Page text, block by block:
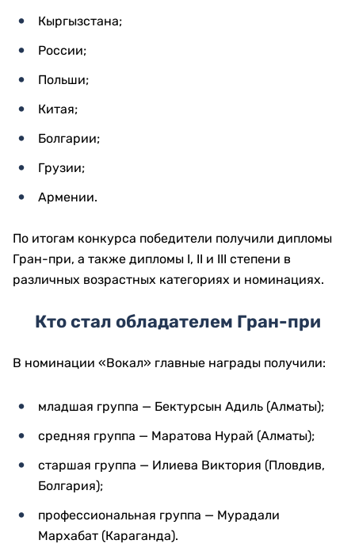
Кыргызстана;
России;
Польши;
Китая;
Болгарии;
Грузии;
Армении.
По итогам конкурса победители получили дипломы
Гран-при, а также дипломы I, II и III степени в
различных возрастных категориях и номинациях.
Кто стал обладателем Гран-при
В номинации «Вокал» главные награды получили:
младшая группа — Бектурсын Адиль (Алматы);
средняя группа — Маратова Нурай (Алматы);
старшая группа — Илиева Виктория (Пловдив,
Болгария);
профессиональная группа — Мурадали
Мархабат (Караганда).